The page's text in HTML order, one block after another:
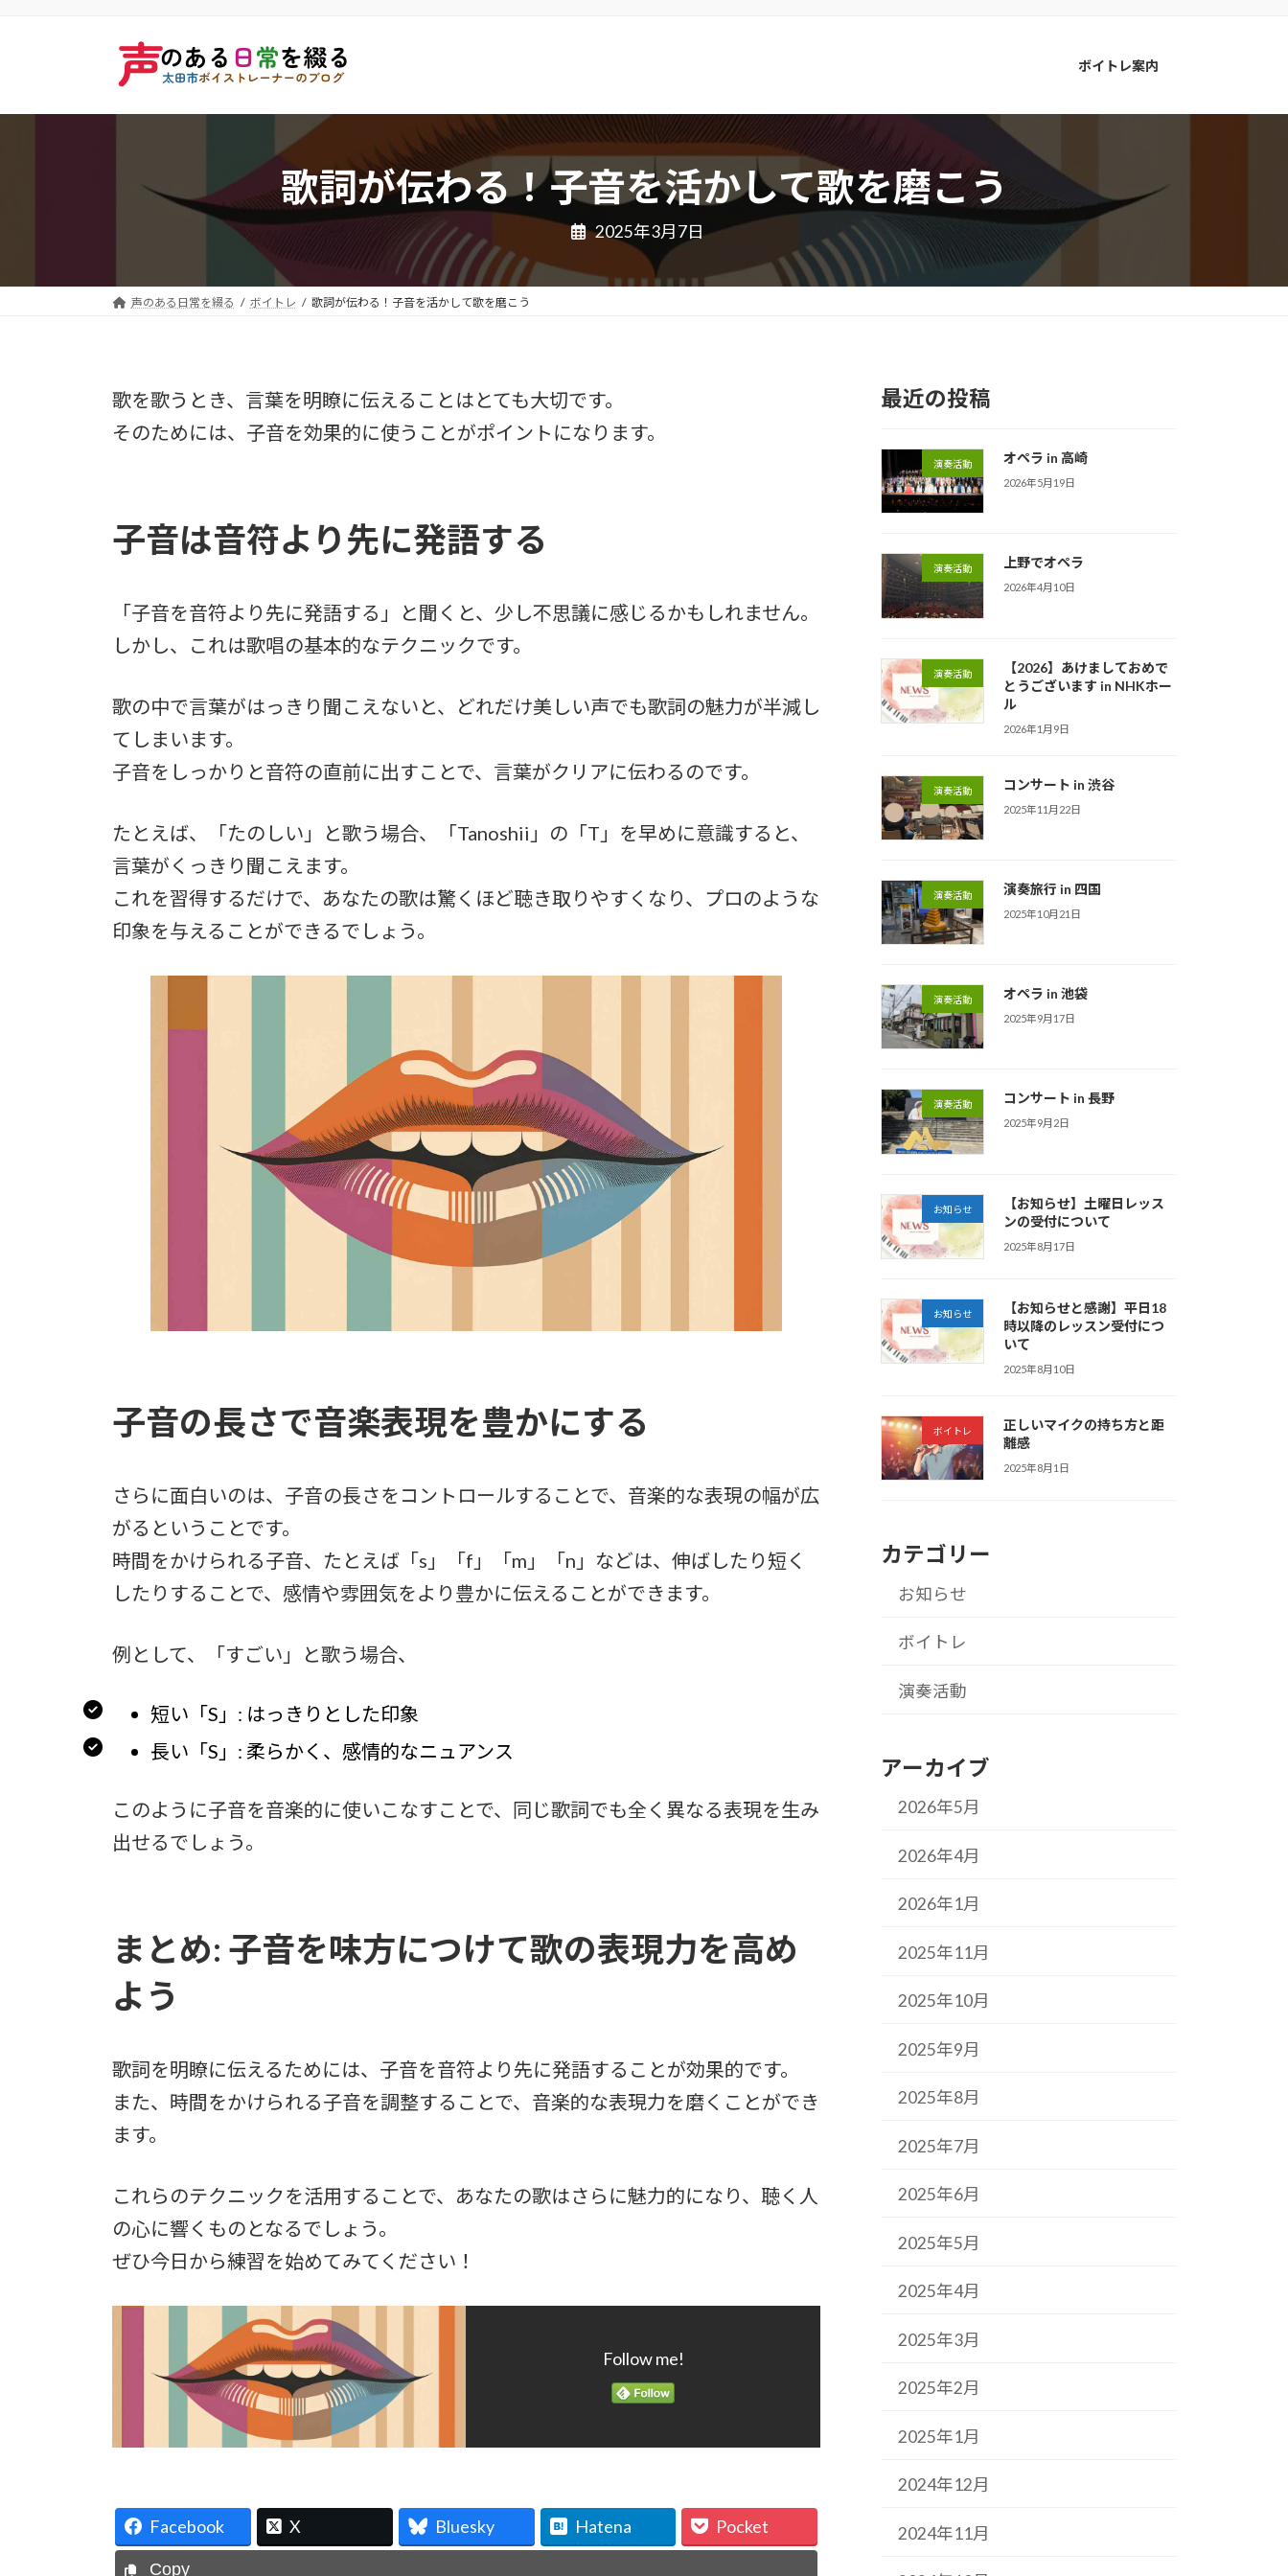
ボイトレ案内
歌詞が伝わる！子音を活かして歌を磨こう
2025年3月7日
声のある日常を綴る ボイトレ 歌詞が伝わる！子音を活かして歌を磨こう
歌を歌うとき、言葉を明瞭に伝えることはとても大切です。
そのためには、子音を効果的に使うことがポイントになります。
子音は音符より先に発語する
「子音を音符より先に発語する」と聞くと、少し不思議に感じるかもしれません。
しかし、これは歌唱の基本的なテクニックです。
歌の中で言葉がはっきり聞こえないと、どれだけ美しい声でも歌詞の魅力が半減し
てしまいます。
子音をしっかりと音符の直前に出すことで、言葉がクリアに伝わるのです。
たとえば、「たのしい」と歌う場合、「Tanoshii」の「T」を早めに意識すると、
言葉がくっきり聞こえます。
これを習得するだけで、あなたの歌は驚くほど聴き取りやすくなり、プロのような
印象を与えることができるでしょう。
子音の長さで音楽表現を豊かにする
さらに面白いのは、子音の長さをコントロールすることで、音楽的な表現の幅が広
がるということです。
時間をかけられる子音、たとえば「s」「f」「m」「n」などは、伸ばしたり短く
したりすることで、感情や雰囲気をより豊かに伝えることができます。
例として、「すごい」と歌う場合、
短い「S」: はっきりとした印象
長い「S」: 柔らかく、感情的なニュアンス
このように子音を音楽的に使いこなすことで、同じ歌詞でも全く異なる表現を生み
出せるでしょう。
まとめ: 子音を味方につけて歌の表現力を高め
よう
歌詞を明瞭に伝えるためには、子音を音符より先に発語することが効果的です。
また、時間をかけられる子音を調整することで、音楽的な表現力を磨くことができ
ます。
これらのテクニックを活用することで、あなたの歌はさらに魅力的になり、聴く人
の心に響くものとなるでしょう。
ぜひ今日から練習を始めてみてください！
Follow me!
Facebook X Bluesky Hatena Pocket
Copy
最近の投稿
演奏活動 オペラ in 高崎
2026年5月19日
演奏活動 上野でオペラ
2026年4月10日
演奏活動
【2026】あけましておめで
とうございます in NHKホー
ル
2026年1月9日
演奏活動 コンサート in 渋谷
2025年11月22日
演奏活動 演奏旅行 in 四国
2025年10月21日
演奏活動 オペラ in 池袋
2025年9月17日
演奏活動 コンサート in 長野
2025年9月2日
お知らせ
【お知らせ】土曜日レッス
ンの受付について
2025年8月17日
お知らせ
【お知らせと感謝】平日18
時以降のレッスン受付につ
いて
2025年8月10日
ボイトレ
正しいマイクの持ち方と距
離感
2025年8月1日
カテゴリー
お知らせ
ボイトレ
演奏活動
アーカイブ
2026年5月
2026年4月
2026年1月
2025年11月
2025年10月
2025年9月
2025年8月
2025年7月
2025年6月
2025年5月
2025年4月
2025年3月
2025年2月
2025年1月
2024年12月
2024年11月